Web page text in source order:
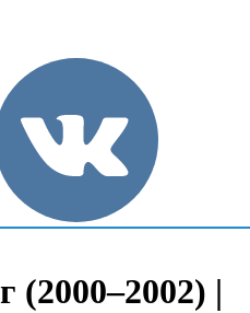
(2000–2002) |